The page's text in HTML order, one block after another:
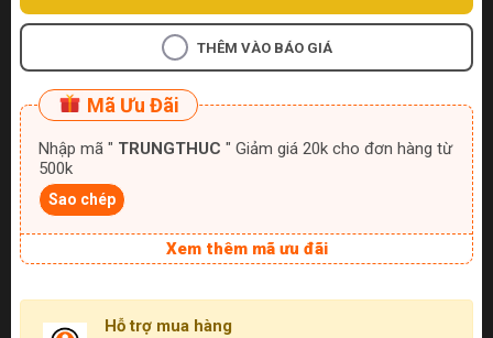
THÊM VÀO BÁO GIÁ
Mã Ưu Đãi
Nhập mã " TRUNGTHUC " Giảm giá 20k cho đơn hàng từ
500k
Sao chép
Xem thêm mã ưu đãi
Hỗ trợ mua hàng